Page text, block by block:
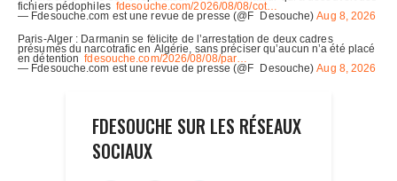
FDESOUCHE SUR LES RÉSEAUX
SOCIAUX